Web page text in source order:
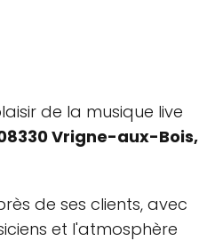
de la musique live
Vrigne-aux-Bois,
de ses clients, avec
et l'atmosphère